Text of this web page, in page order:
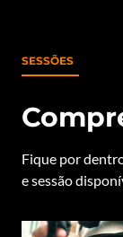
SESSÕES
Fique por
e sessão